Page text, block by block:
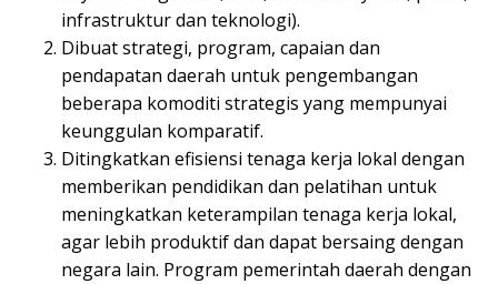
infrastruktur dan teknologi).
Dibuat strategi, program, capaian dan
pendapatan daerah untuk pengembangan
beberapa komoditi strategis yang mempunyai
keunggulan komparatif.
Ditingkatkan efisiensi tenaga kerja lokal dengan
memberikan pendidikan dan pelatihan untuk
meningkatkan keterampilan tenaga kerja lokal,
agar lebih produktif dan dapat bersaing dengan
negara lain. Program pemerintah daerah dengan